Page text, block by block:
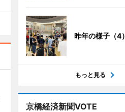
昨年の様子（4）
もっと見る
京橋経済新聞VOTE